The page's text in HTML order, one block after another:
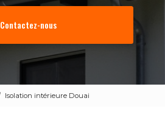
Contactez-nous
Isolation intérieure Douai